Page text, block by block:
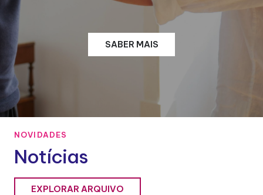
SABER MAIS
NOVIDADES
Notícias
EXPLORAR ARQUIVO